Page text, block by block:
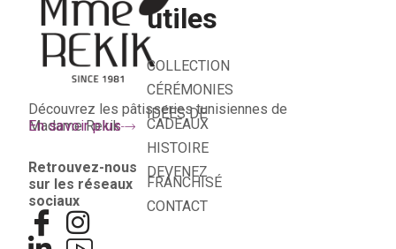
Découvrez les pâtisseries tunisiennes de
Madame Rekik
En savoir plus
Retrouvez-nous
sur les réseaux
sociaux
utiles
COLLECTION
CÉRÉMONIES
IDÉES DE
CADEAUX
HISTOIRE
DEVENEZ
FRANCHISÉ
CONTACT